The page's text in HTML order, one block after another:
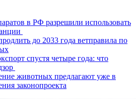
в РФ разрешили использовать
до 2033 года ветправила по
спустя четыре года: что
животных предлагают уже в
законопроекта